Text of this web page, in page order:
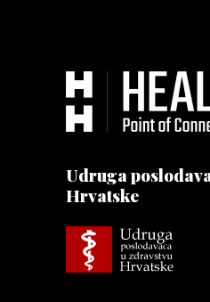
Udruga
Hrvatske